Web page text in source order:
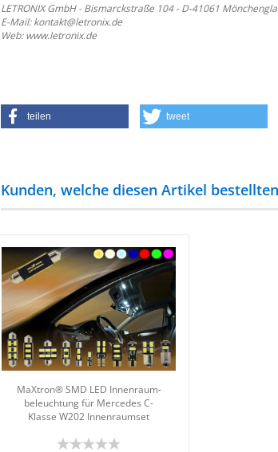
LETRONIX GmbH - Bismarckstraße 104 - D-41061
E-Mail: kontakt@letronix.de
Web: www.letronix.de
teilen tweet
Kunden, welche diesen Artikel
MaX­tron® SMD LED In­nen­raum­
be­leuch­tung für Mer­ce­des C-​
Klas­se W202 In­nen­ra­um­set